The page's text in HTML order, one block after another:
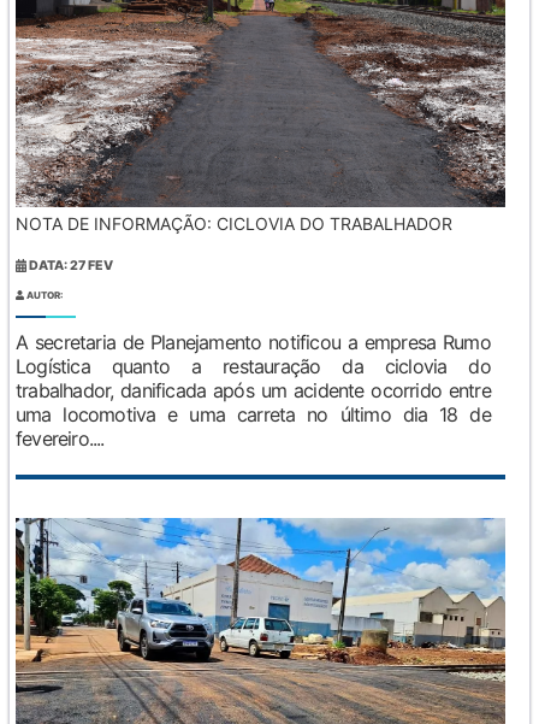
NOTA DE INFORMAÇÃO: CICLOVIA DO TRABALHADOR
DATA: 27 FEV
AUTOR:
A secretaria de Planejamento notificou a empresa Rumo
Logística quanto a restauração da ciclovia do
trabalhador, danificada após um acidente ocorrido entre
uma locomotiva e uma carreta no último dia 18 de
fevereiro....